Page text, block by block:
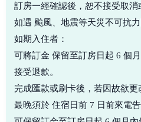
訂房一經確認後，恕不接受取消
如遇 颱風、地震等天災不可抗
如期入住者：
可將訂金 保留至訂房日起 6 個
接受退款。
完成匯款或刷卡後，若因故欲更
最晚須於 住宿日前 7 日前來電告